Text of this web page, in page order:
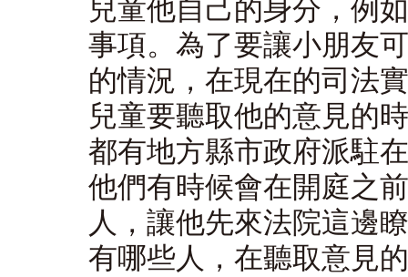
兒童他自己的身分，例
事項。為了要讓小朋友
的情況，在現在的司法
兒童要聽取他的意見的
都有地方縣市政府派駐
他們有時候會在開庭之
人，讓他先來法院這邊
有哪些人，在聽取意見